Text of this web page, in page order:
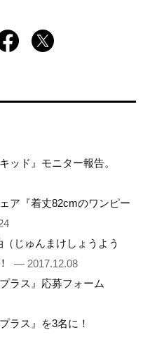
ッド』モニター報告。
ア『着丈82cmのワンピー
じゅんまけしょうよう
— 2017.12.08
ラス』応募フォーム
ラス』を3名に！